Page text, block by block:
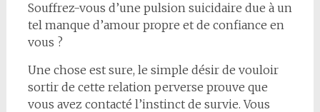
Souffrez-vous d’une pulsion suicidaire due à un
tel manque d’amour propre et de confiance en
vous ?
Une chose est sure, le simple désir de vouloir
sortir de cette relation perverse prouve que
vous avez contacté l’instinct de survie. Vous